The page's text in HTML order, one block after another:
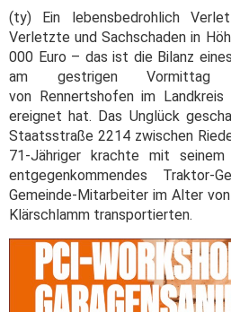
(ty) Ein lebensbedrohlich
Verletzte und Sachschaden in
000 Euro – das ist die Bilanz
am gestrigen Vormittag
von Rennertshofen im Landkreis
ereignet hat. Das Unglück
Staatsstraße 2214 zwischen
71-Jähriger krachte mit
entgegenkommendes
Gemeinde-Mitarbeiter im Alter
Klärschlamm transportierten.